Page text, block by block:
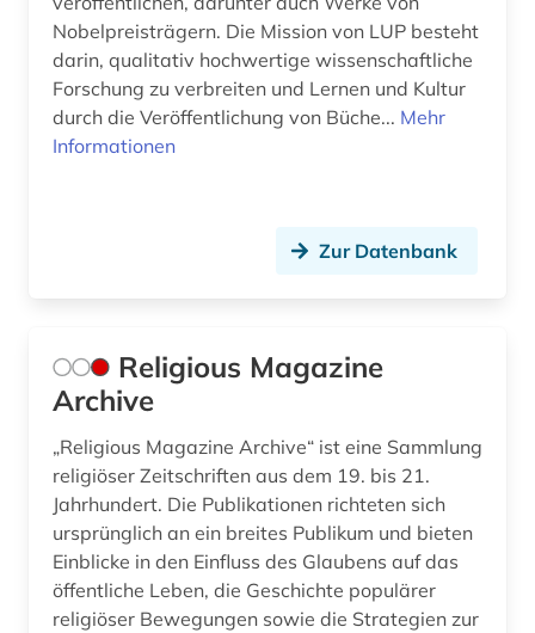
Nobelpreisträgern. Die Mission von LUP besteht
darin, qualitativ hochwertige wissenschaftliche
Forschung zu verbreiten und Lernen und Kultur
durch die Veröffentlichung von Büche... Mehr
Informationen
Zur Datenbank
Religious Magazine
Archive
„Religious Magazine Archive“ ist eine Sammlung
religiöser Zeitschriften aus dem 19. bis 21.
Jahrhundert. Die Publikationen richteten sich
ursprünglich an ein breites Publikum und bieten
Einblicke in den Einfluss des Glaubens auf das
öffentliche Leben, die Geschichte populärer
religiöser Bewegungen sowie die Strategien zur